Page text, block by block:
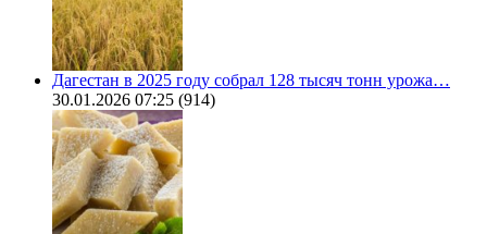
Дагестан в 2025 году собрал 128 тысяч тонн урожа…
30.01.2026 07:25 (914)